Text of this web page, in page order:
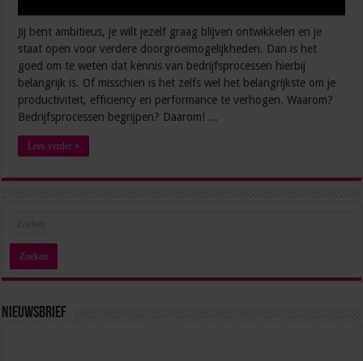
Jij bent ambitieus, je wilt jezelf graag blijven ontwikkelen en je
staat open voor verdere doorgroeimogelijkheden. Dan is het
goed om te weten dat kennis van bedrijfsprocessen hierbij
belangrijk is. Of misschien is het zelfs wel het belangrijkste om je
productiviteit, efficiency en performance te verhogen. Waarom?
Bedrijfsprocessen begrijpen? Daarom! ...
Lees verder »
Nieuwsbrief